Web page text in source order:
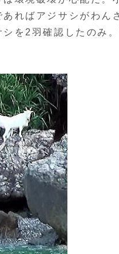
ればアジサシがわん
を2羽確認したのみ